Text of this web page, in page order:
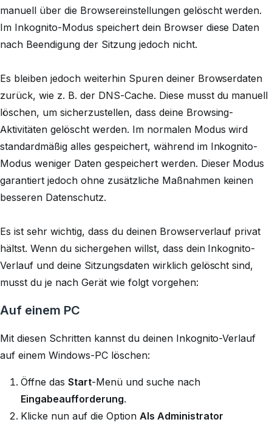
manuell über die Browsereinstellungen gelöscht werden.
Im Inkognito-Modus speichert dein Browser diese Daten
nach Beendigung der Sitzung jedoch nicht.
Es bleiben jedoch weiterhin Spuren deiner Browserdaten
zurück, wie z. B. der DNS-Cache. Diese musst du manuell
löschen, um sicherzustellen, dass deine Browsing-
Aktivitäten gelöscht werden. Im normalen Modus wird
standardmäßig alles gespeichert, während im Inkognito-
Modus weniger Daten gespeichert werden. Dieser Modus
garantiert jedoch ohne zusätzliche Maßnahmen keinen
besseren Datenschutz.
Es ist sehr wichtig, dass du deinen Browserverlauf privat
hältst. Wenn du sichergehen willst, dass dein Inkognito-
Verlauf und deine Sitzungsdaten wirklich gelöscht sind,
musst du je nach Gerät wie folgt vorgehen:
Auf einem PC
Mit diesen Schritten kannst du deinen Inkognito-Verlauf
auf einem Windows-PC löschen:
Öffne das Start-Menü und suche nach
Eingabeaufforderung.
Klicke nun auf die Option Als Administrator